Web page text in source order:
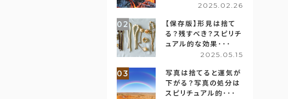
2025.02.26
02
【保存版】形見は捨て
る？残すべき？スピリチ
ュアル的な効果･･･
2025.05.15
03
写真は捨てると運気が
下がる？写真の処分は
スピリチュアル的･･･